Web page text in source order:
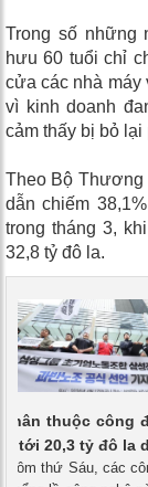
Trong số những
hưu 60 tuổi chỉ
cửa các nhà máy
vì kinh doanh
cảm thấy bị bỏ lại
Theo Bộ Thương
dẫn chiếm
trong tháng 3,
32,8 tỷ đô la.
thuộc công
tới 20,3 tỷ đô la
Hôm thứ Sáu, các